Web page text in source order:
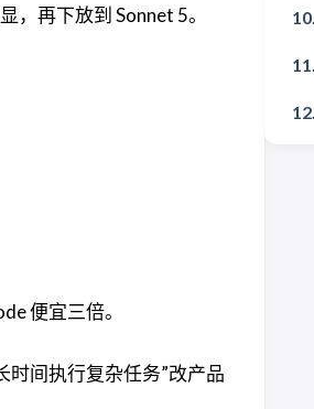
，再下放到 Sonnet 5。
便宜三倍。
间执行复杂任务”改产品